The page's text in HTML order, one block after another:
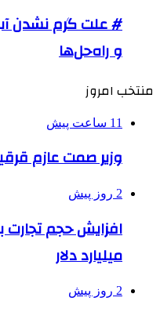
# علت گرم نشدن
و راه‌حل‌ها
منتخب امروز
11 ساعت پیش
وزیر صمت عازم
2 روز پیش
میلیارد دلار
2 روز پیش